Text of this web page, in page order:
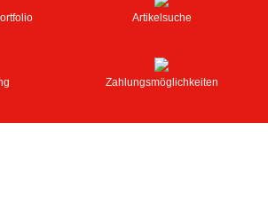
Artikelsuche
Zahlungsmöglichkeiten